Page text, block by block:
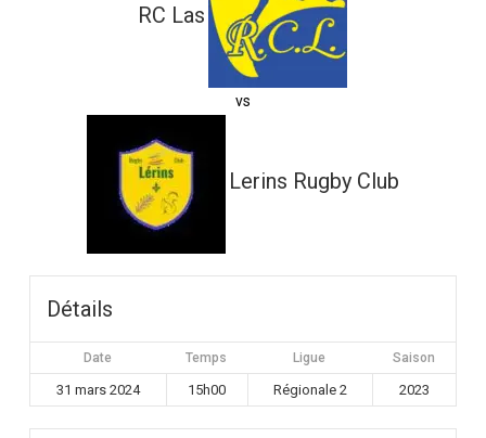
RC Las
vs
Lerins Rugby Club
Détails
Date Temps Ligue Saison
31 mars 2024 15h00 Régionale 2 2023